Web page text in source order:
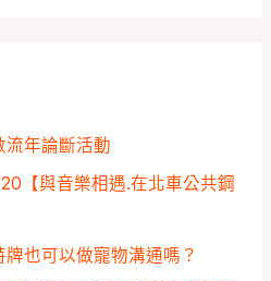
流年論斷活動
【與音樂相遇.在北車公共鋼
也可以做寵物溝通嗎？